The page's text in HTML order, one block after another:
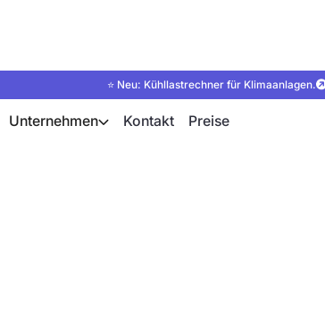
⭐ Neu: Kühllastrechner für Klimaanlagen.
Unternehmen Kontakt Preise